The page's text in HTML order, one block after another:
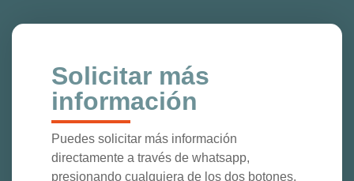
Solicitar más
información
Puedes solicitar más información
directamente a través de whatsapp,
presionando cualquiera de los dos botones.